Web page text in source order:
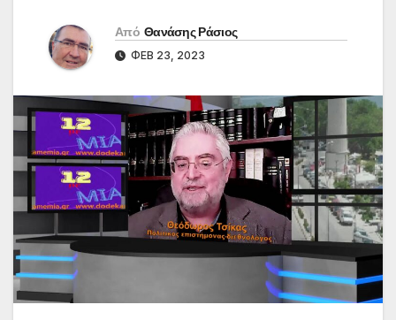
Από Θανάσης Ράσιος
ΦΕΒ 23, 2023